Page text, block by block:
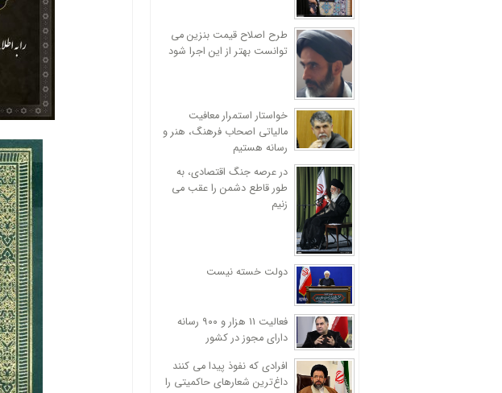
طرح اصلاح قیمت بنزین می
توانست بهتر از این اجرا شود
خواستار استمرار معافیت
مالیاتی اصحاب فرهنگ، هنر و
رسانه هستیم
در عرصه جنگ اقتصادی، به
طور قاطع دشمن را عقب می
زنیم
دولت خسته نیست
فعالیت 11 هزار و ۹۰۰ رسانه
دارای مجوز در کشور
افرادی که نفوذ پیدا می کنند
داغ‌ترین شعارهای حاکمیتی را